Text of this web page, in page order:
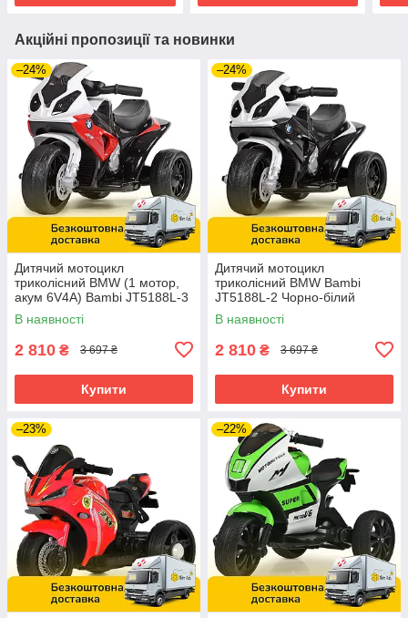
Акційні пропозиції та новинки
–24%
Дитячий мотоцикл
триколісний BMW (1 мотор,
акум 6V4A) Bambi JT5188L-3
Червоний
В наявності
2 810 ₴ 3 697 ₴
Купити
–24%
Дитячий мотоцикл
триколісний BMW Bambi
JT5188L-2 Чорно-білий
В наявності
2 810 ₴ 3 697 ₴
Купити
–23% –22%